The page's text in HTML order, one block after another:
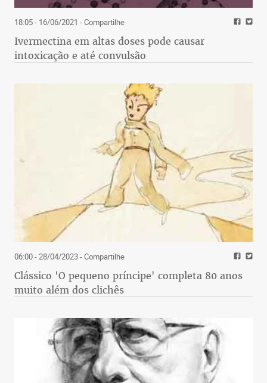
18:05 - 16/06/2021 - Compartilhe
Ivermectina em altas doses pode causar
intoxicação e até convulsão
06:00 - 28/04/2023- Compartilhe
Clássico 'O pequeno príncipe' completa 80 anos
muito além dos clichês